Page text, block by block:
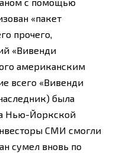
«пакет
прочего,
«Вивенди
американским
всего «Вивенди
была
Нью-Йоркской
СМИ смогли
сумел вновь по